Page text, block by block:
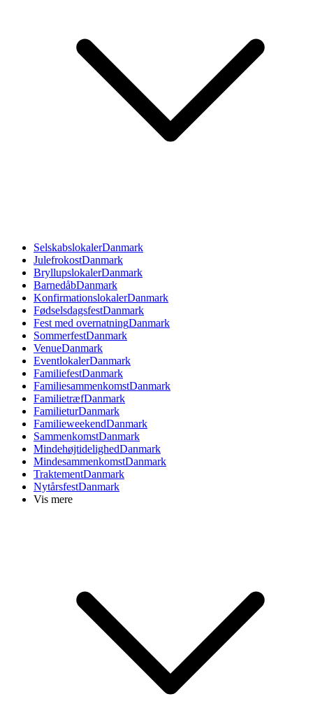
SelskabslokalerDanmark
JulefrokostDanmark
BryllupslokalerDanmark
BarnedåbDanmark
KonfirmationslokalerDanmark
FødselsdagsfestDanmark
Fest med overnatningDanmark
SommerfestDanmark
VenueDanmark
EventlokalerDanmark
FamiliefestDanmark
FamiliesammenkomstDanmark
FamilietræfDanmark
FamilieturDanmark
FamilieweekendDanmark
SammenkomstDanmark
MindehøjtidelighedDanmark
MindesammenkomstDanmark
TraktementDanmark
NytårsfestDanmark
Vis mere